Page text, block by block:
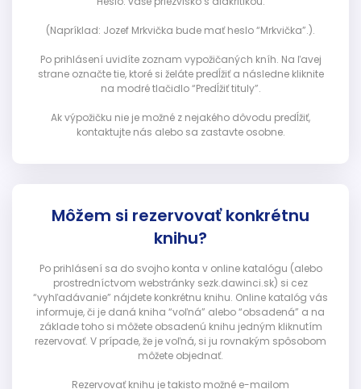
(Napríklad: Jozef Mrkvička bude mať heslo “Mrkvička”.).
Po prihlásení uvidíte zoznam vypožičaných kníh. Na ľavej
strane označte tie, ktoré si želáte predĺžiť a následne kliknite
na modré tlačidlo “Predĺžiť tituly”.
Ak výpožičku nie je možné z nejakého dôvodu predĺžiť,
kontaktujte nás alebo sa zastavte osobne.
Môžem si rezervovať konkrétnu
knihu?
Po prihlásení sa do svojho konta v online katalógu (alebo
prostredníctvom webstránky sezk.dawinci.sk) si cez
“vyhľadávanie” nájdete konkrétnu knihu. Online katalóg vás
informuje, či je daná kniha “voľná” alebo “obsadená” a na
základe toho si môžete obsadenú knihu jedným kliknutím
rezervovať. V prípade, že je voľná, si ju rovnakým spôsobom
môžete objednať.
Rezervovať knihu je takisto možné e-mailom